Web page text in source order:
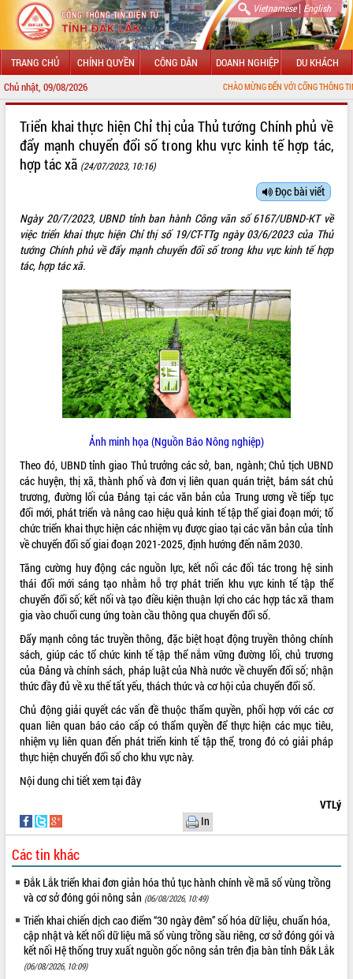
Vietnamese| English
TRANG CHỦ CHÍNH QUYỀN CÔNG DÂN DOANH NGHIỆP DU KHÁCH
Chủ nhật, 09/08/2026 CHÀO MỪNG ĐẾN VỚI CỔNG THÔNG TIN ĐIỆN TỬ
LÃNH ĐẠO UBND TỈNH
SỞ, BAN, NGÀNH
UBND CÁC XÃ, PHƯỜNG
HỆ THỐNG VĂN BẢN
VĂN BẢN HĐND TỈNH
ĐIỂM TIN VĂN BẢN
QUY HOẠCH - KẾ HOẠCH
VIDEO
Không có file video nào để phát.
ALBUM ẢNH
LIÊN KẾT WEB
Triển khai thực hiện Chỉ thị của Thủ tướng Chính phủ về
đẩy mạnh chuyển đổi số trong khu vực kinh tế hợp tác,
hợp tác xã (24/07/2023, 10:16)
Đọc bài viết
Ngày 20/7/2023, UBND tỉnh ban hành Công văn số 6167/UBND-KT về
việc triển khai thực hiện Chỉ thị số 19/CT-TTg ngày 03/6/2023 của Thủ
tướng Chính phủ về đẩy mạnh chuyển đổi số trong khu vực kinh tế hợp
tác, hợp tác xã.
Ảnh minh họa (Nguồn Báo Nông nghiệp)
Theo đó, UBND tỉnh giao Thủ trưởng các sở, ban, ngành; Chủ tịch UBND
các huyện, thị xã, thành phố và đơn vị liên quan quán triệt, bám sát chủ
trương, đường lối của Đảng tại các văn bản của Trung ương về tiếp tục
đổi mới, phát triển và nâng cao hiệu quả kinh tế tập thể giai đoạn mới; tổ
chức triển khai thực hiện các nhiệm vụ được giao tại các văn bản của tỉnh
về chuyển đổi số giai đoạn 2021-2025, định hướng đến năm 2030.
Tăng cường huy động các nguồn lực, kết nối các đối tác trong hệ sinh
thái đổi mới sáng tạo nhằm hỗ trợ phát triển khu vực kinh tế tập thể
chuyển đổi số; kết nối và tạo điều kiện thuận lợi cho các hợp tác xã tham
gia vào chuổi cung ứng toàn cầu thông qua chuyển đổi số.
Đẩy mạnh công tác truyền thông, đặc biệt hoạt động truyền thông chính
sách, giúp các tổ chức kinh tế tập thể nắm vững đường lối, chủ trương
của Đảng và chính sách, pháp luật của Nhà nước về chuyển đổi số; nhận
thức đầy đủ về xu thế tất yếu, thách thức và cơ hội của chuyển đổi số.
Chủ động giải quyết các vấn đề thuộc thẩm quyền, phối hợp với các cơ
quan liên quan báo cáo cấp có thẩm quyền để thực hiện các mục tiêu,
nhiệm vụ liên quan đến phát triển kinh tế tập thể, trong đó có giải pháp
thực hiện chuyển đổi số cho khu vực này.
Nội dung chi tiết xemtại đây
VTLý
In
Các tin khác
Đắk Lắk triển khai đơn giản hóa thủ tục hành chính về mã số vùng trồng
và cơ sở đóng gói nông sản (06/08/2026, 10:49)
Triển khai chiến dịch cao điểm “30 ngày đêm” số hóa dữ liệu, chuẩn hóa,
cập nhật và kết nối dữ liệu mã số vùng trồng sầu riêng, cơ sở đóng gói và
kết nối Hệ thống truy xuất nguồn gốc nông sản trên địa bàn tỉnh Đắk Lắk
(06/08/2026, 10:09)